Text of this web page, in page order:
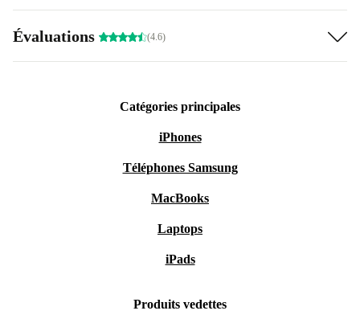
Évaluations (4.6)
Catégories principales
iPhones
Téléphones Samsung
MacBooks
Laptops
iPads
Produits vedettes